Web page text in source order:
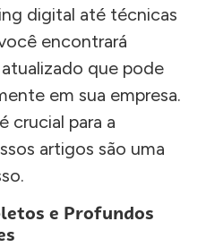
digital até técnicas
encontrará
que pode
em sua empresa.
crucial para a
artigos são uma
e Profundos